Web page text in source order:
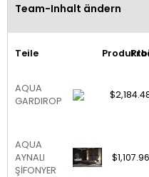
Team-Inhalt ändern
Teile
AQUA
GARDIROP
AQUA
AYNALI
ŞİFONYER
$1,107.96